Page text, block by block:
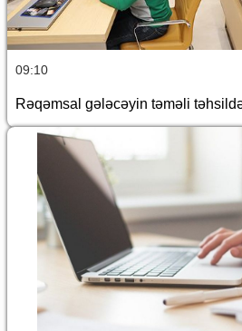
09:10
Rəqəmsal gələcəyin təməli